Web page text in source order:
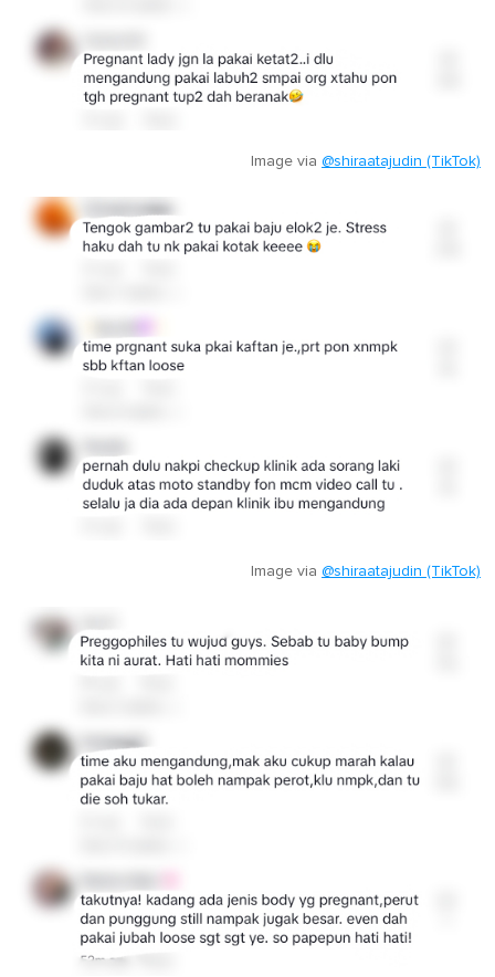
Image via @shiraatajudin (TikTok)
Image via @shiraatajudin (TikTok)